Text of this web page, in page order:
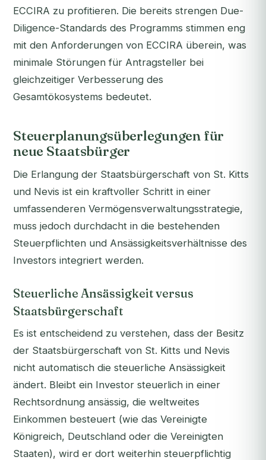
ECCIRA zu profitieren. Die bereits strengen Due-
Diligence-Standards des Programms stimmen eng
mit den Anforderungen von ECCIRA überein, was
minimale Störungen für Antragsteller bei
gleichzeitiger Verbesserung des
Gesamtökosystems bedeutet.
Steuerplanungsüberlegungen für
neue Staatsbürger
Die Erlangung der Staatsbürgerschaft von St. Kitts
und Nevis ist ein kraftvoller Schritt in einer
umfassenderen Vermögensverwaltungsstrategie,
muss jedoch durchdacht in die bestehenden
Steuerpflichten und Ansässigkeitsverhältnisse des
Investors integriert werden.
Steuerliche Ansässigkeit versus
Staatsbürgerschaft
Es ist entscheidend zu verstehen, dass der Besitz
der Staatsbürgerschaft von St. Kitts und Nevis
nicht automatisch die steuerliche Ansässigkeit
ändert. Bleibt ein Investor steuerlich in einer
Rechtsordnung ansässig, die weltweites
Einkommen besteuert (wie das Vereinigte
Königreich, Deutschland oder die Vereinigten
Staaten), wird er dort weiterhin steuerpflichtig